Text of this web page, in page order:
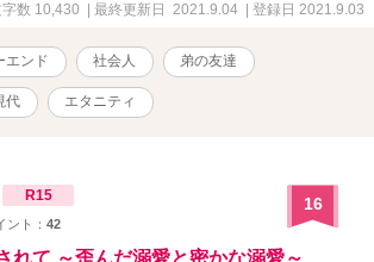
数 10,430 | 最終更新日 2021.9.04 | 登録日 2021.9.03
エンド 社会人 弟の友達
代 エタニティ
R15
ント： 42
16